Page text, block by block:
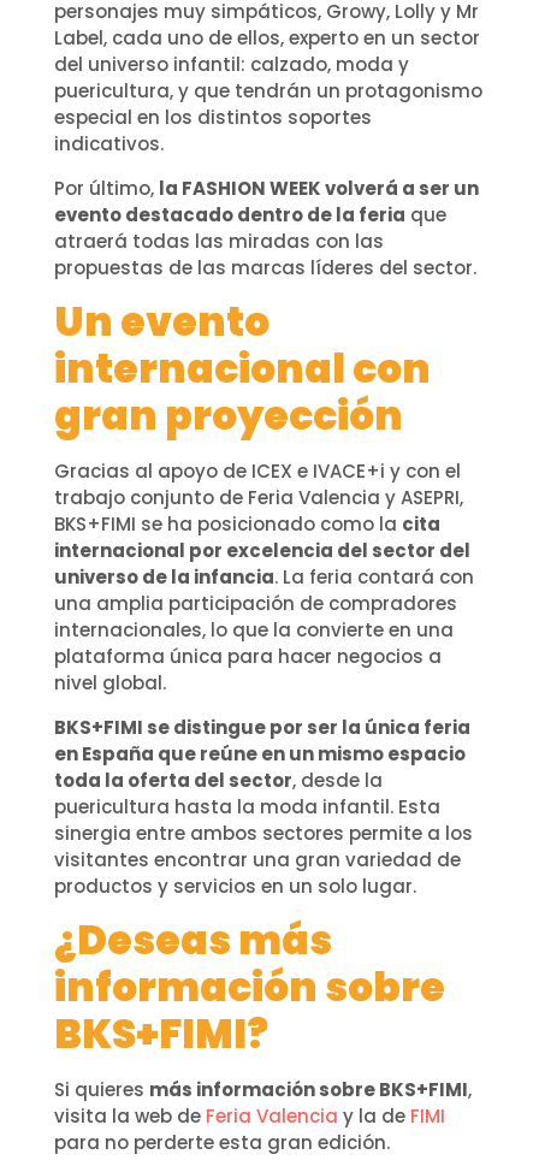
personajes muy simpáticos, Growy, Lolly y Mr
Label, cada uno de ellos, experto en un sector
del universo infantil: calzado, moda y
puericultura, y que tendrán un protagonismo
especial en los distintos soportes
indicativos.
Por último, la FASHION WEEK volverá a ser un
evento destacado dentro de la feria que
atraerá todas las miradas con las
propuestas de las marcas líderes del sector.
Un evento
internacional con
gran proyección
Gracias al apoyo de ICEX e IVACE+i y con el
trabajo conjunto de Feria Valencia y ASEPRI,
BKS+FIMI se ha posicionado como la cita
internacional por excelencia del sector del
universo de la infancia. La feria contará con
una amplia participación de compradores
internacionales, lo que la convierte en una
plataforma única para hacer negocios a
nivel global.
BKS+FIMI se distingue por ser la única feria
en España que reúne en un mismo espacio
toda la oferta del sector, desde la
puericultura hasta la moda infantil. Esta
sinergia entre ambos sectores permite a los
visitantes encontrar una gran variedad de
productos y servicios en un solo lugar.
¿Deseas más
información sobre
BKS+FIMI?
Si quieres más información sobre BKS+FIMI,
visita la web de Feria Valencia y la de FIMI
para no perderte esta gran edición.